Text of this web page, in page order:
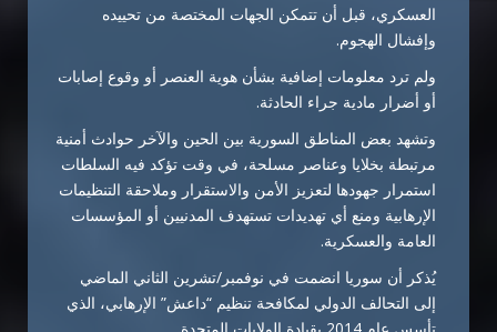
العسكري، قبل أن تتمكن الجهات المختصة من تحييده
وإفشال الهجوم.
ولم ترد معلومات إضافية بشأن هوية العنصر أو وقوع إصابات
أو أضرار مادية جراء الحادثة.
وتشهد بعض المناطق السورية بين الحين والآخر حوادث أمنية
مرتبطة بخلايا وعناصر مسلحة، في وقت تؤكد فيه السلطات
استمرار جهودها لتعزيز الأمن والاستقرار وملاحقة التنظيمات
الإرهابية ومنع أي تهديدات تستهدف المدنيين أو المؤسسات
العامة والعسكرية.
يُذكر أن سوريا انضمت في نوفمبر/تشرين الثاني الماضي
إلى التحالف الدولي لمكافحة تنظيم “داعش” الإرهابي، الذي